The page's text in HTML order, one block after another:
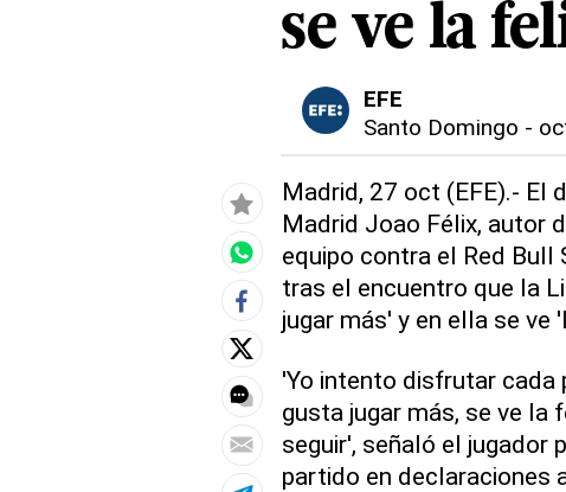
se ve la
EFE
Santo Domingo -
Madrid, 27 oct (EFE).-
Madrid Joao Félix, autor
equipo contra el Red
tras el encuentro que la
jugar más' y en ella se ve
'Yo intento disfrutar cada
gusta jugar más, se ve la
seguir', señaló el jugador
partido en declaraciones